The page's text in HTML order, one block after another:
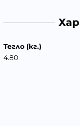
Тегло (кг.)
4.80